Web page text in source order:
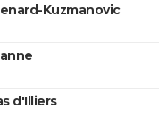
Kuzmanovic
d'Illiers